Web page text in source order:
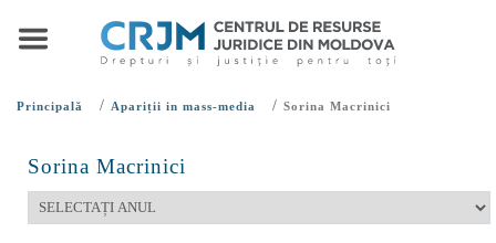
Principală / Apariții in mass-media / Sorina Macrinici
Sorina Macrinici